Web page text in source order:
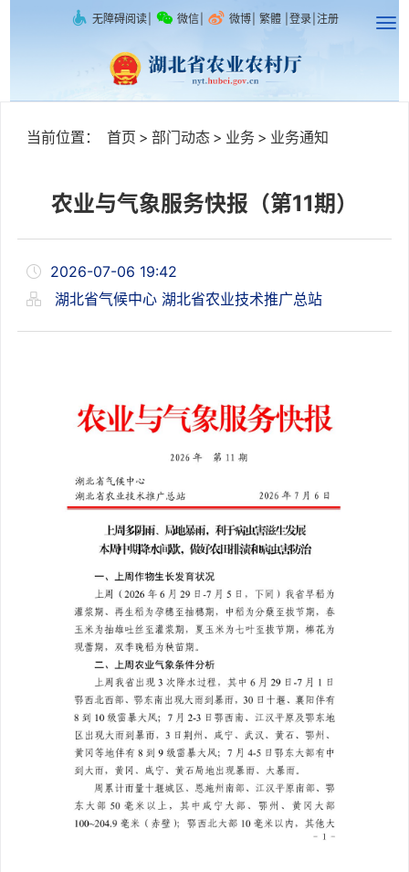
无障碍阅读 微信 微博 繁體 登录 注册
当前位置： 首页 > 部门动态 > 业务 > 业务通知
农业与气象服务快报（第11期）
2026-07-06 19:42
湖北省气候中心 湖北省农业技术推广总站